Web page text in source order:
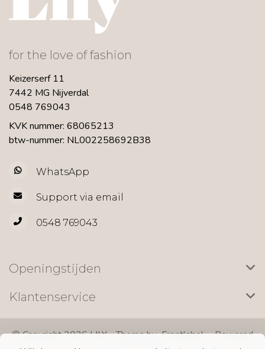
for the love of fashion
Keizerserf 11
7442 MG Nijverdal
0548 769043
KVK nummer: 68065213
btw-nummer: NL002258692B38
WhatsApp
Support via email
0548 769043
Openingstijden
Klantenservice
© Copyright 2026 LILY - Theme byFrontlabel- Powered